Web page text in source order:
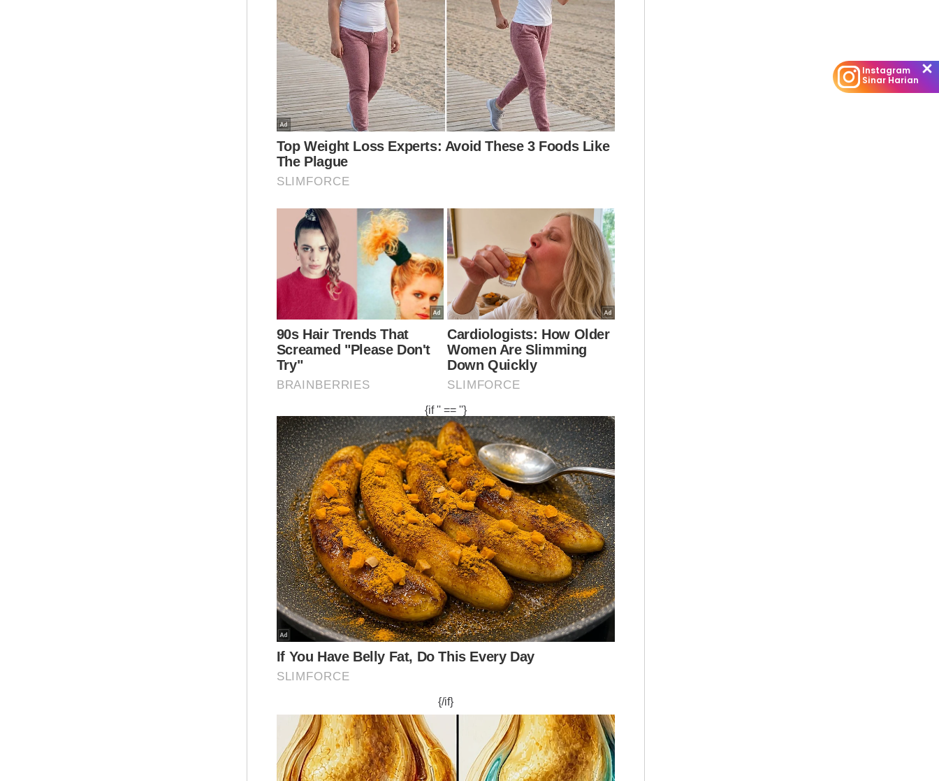
Beliau berkata pihaknya turut merampas dua
pucuk pistol mainan serta sebuah kenderaan SUV
milik suspek.
dibuat esok dan kes disiasat di bawah Seksyen
36(1) Akta Senjata Api 1960. -
Artikel Berkaitan:
Melintas secara tiba-tiba, warga emas maut dilanggar
Rogol anak saudara hingga hamil, lelaki warga asing
diberkas polis
Padah pelihara binturong sebagai hobi, seorang lelaki
ditahan
Berita Telus & Tulus menerusi
E-Mel setiap hari!
Instagram
Sinar Harian